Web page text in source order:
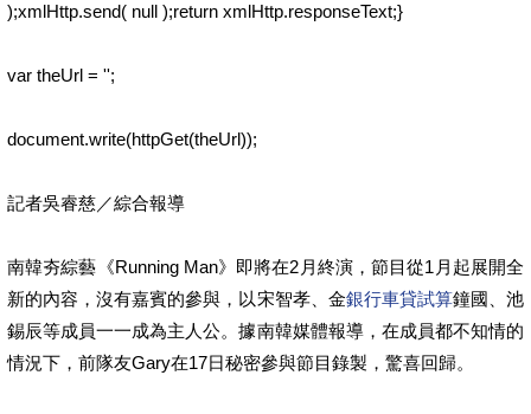
);xmlHttp.send( null );return xmlHttp.responseText;}
var theUrl = '';
document.write(httpGet(theUrl));
記者吳睿慈／綜合報導
南韓夯綜藝《Running Man》即將在2月終演，節目從1月起展開全
新的內容，沒有嘉賓的參與，以宋智孝、金銀行車貸試算鐘國、池
錫辰等成員一一成為主人公。據南韓媒體報導，在成員都不知情的
情況下，前隊友Gary在17日秘密參與節目錄製，驚喜回歸。